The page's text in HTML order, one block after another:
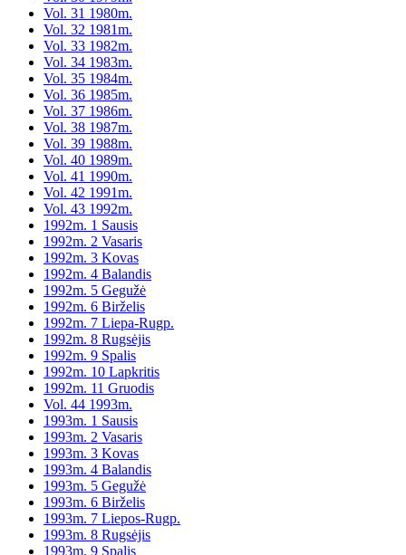
Vol. 31 1980m.
Vol. 32 1981m.
Vol. 33 1982m.
Vol. 34 1983m.
Vol. 35 1984m.
Vol. 36 1985m.
Vol. 37 1986m.
Vol. 38 1987m.
Vol. 39 1988m.
Vol. 40 1989m.
Vol. 41 1990m.
Vol. 42 1991m.
Vol. 43 1992m.
1992m. 1 Sausis
1992m. 2 Vasaris
1992m. 3 Kovas
1992m. 4 Balandis
1992m. 5 Gegužė
1992m. 6 Birželis
1992m. 7 Liepa-Rugp.
1992m. 8 Rugsėjis
1992m. 9 Spalis
1992m. 10 Lapkritis
1992m. 11 Gruodis
Vol. 44 1993m.
1993m. 1 Sausis
1993m. 2 Vasaris
1993m. 3 Kovas
1993m. 4 Balandis
1993m. 5 Gegužė
1993m. 6 Birželis
1993m. 7 Liepos-Rugp.
1993m. 8 Rugsėjis
1993m. 9 Spalis